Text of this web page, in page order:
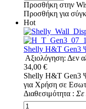
Προσθήκη στην
Προσθήκη για
Hot
Shelly H&T Gen3
Αξιολόγηση: Δεν
34,00 €
Shelly H&T Gen3
για Χρήση σε
Διαθεσιμότητα : Σε